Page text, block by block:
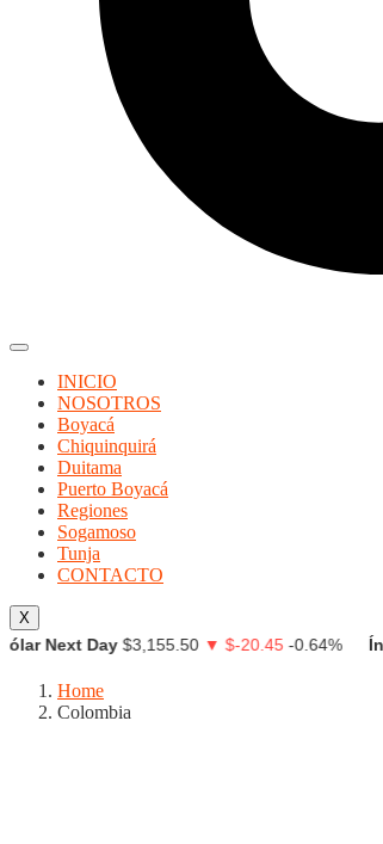
INICIO
NOSOTROS
Boyacá
Chiquinquirá
Duitama
Puerto Boyacá
Regiones
Sogamoso
Tunja
CONTACTO
X
Day $3,155.50 ▼ $-20.45-0.64% Índice
Home
Colombia